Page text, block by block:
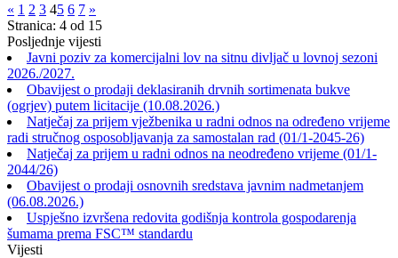
« 1 2 3 45 6 7 »
Stranica: 4 od 15
Posljednje vijesti
Javni poziv za komercijalni lov na sitnu divljač u lovnoj sezoni
2026./2027.
Obavijest o prodaji deklasiranih drvnih sortimenata bukve
(ogrjev) putem licitacije (10.08.2026.)
Natječaj za prijem vježbenika u radni odnos na određeno vrijeme
radi stručnog osposobljavanja za samostalan rad (01/1-2045-26)
Natječaj za prijem u radni odnos na neodređeno vrijeme (01/1-
2044/26)
Obavijest o prodaji osnovnih sredstava javnim nadmetanjem
(06.08.2026.)
Uspješno izvršena redovita godišnja kontrola gospodarenja
šumama prema FSC™ standardu
Vijesti